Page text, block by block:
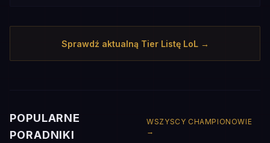
Sprawdź aktualną Tier Listę LoL →
POPULARNE
PORADNIKI
WSZYSCY CHAMPIONOWIE
→